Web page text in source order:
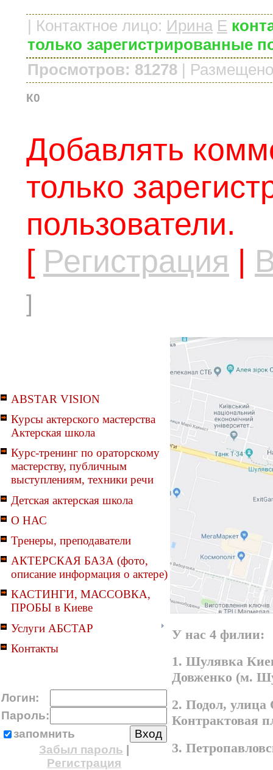
| Контактное лицо: Иринa E
только зарегистрированные
Просмотров: 81278 |
К0
Добавлять
только
пользователи.
[ Регистрация |
]
ABSTAR VISION
Курсы актерского мастерства
Актерская школа
Курс-тренинг по ораторскому
мастерству, публичным
выступлениям, техники речи
Детская актерская школа
О НАС
Тренеры, преподаватели
АКТЕРСКАЯ БАЗА (фото,
описание информация о актере)
КАСТИНГИ, МАССОВКА,
ПРОБЫ в Киеве
Услуги АБСТАР
Контакты
Логин:
Пароль:
запомнить
Забыл пароль
Регистрация
У нас 4 филии:
1. Шулявка
Довженко (м.
2. Подол,
Контрактовая
3.